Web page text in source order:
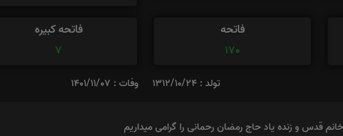
فاتحه
170
فاتحه کبیره
7
تولد : 1312/10/24 وفات : 1401/11/07
قدس و زنده یاد حاج رمضان رحمانی را گرامی میداریم